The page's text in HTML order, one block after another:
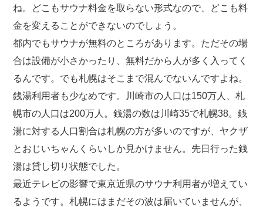
ね。どこもサウナ料金を取らない形式なので、どこも料
金を変えることができないのでしょう。
都内でもサウナが無料のところがあります。ただその場
合は設備が小さかったり、無料だから人が多く入ってく
るんです。でも札幌はそこまで混んでないんですよね。
銭湯利用者も少なめです。川崎市の人口は150万人、札
幌市の人口は200万人。銭湯の数は川崎35で札幌38。銭
湯に対する人口割合は札幌の方が多いのですが、ヤクザ
とおじいちゃんくらいしか見かけません。先日行った銭
湯は貸し切り状態でした。
最近テレビの影響で東京近県のサウナ利用者が増えてい
るようです。札幌にはまだその波は届いていませんが、